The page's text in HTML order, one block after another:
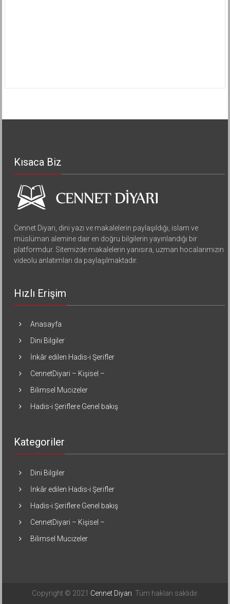
Kısaca Biz
Cennet Diyarı, dini yazı ve makalelerin paylaşıldığı, islam ve
müslüman alemine dair en doğru bilgilerin yayınlandığı bir
platformdur. Sitemizde makalelerin yanısıra, uzman hocalarımızın
videolu anlatımları da paylaşılmaktadır.
Hızlı Erişim
Anasayfa
Dini Bilgiler
İnkâr edilen Hadis-i Şerifler
CennetDiyari – Kişisel –
Bilimsel Mucizeler
Hadis-i Şeriflere Genel bakış
Kategoriler
Dini Bilgiler
İnkâr edilen Hadis-i Şerifler
Hadis-i Şeriflere Genel bakış
CennetDiyari – Kişisel –
Bilimsel Mucizeler
Copyright © 2021 Cennet Diyarı . Tüm hakları saklıdır.